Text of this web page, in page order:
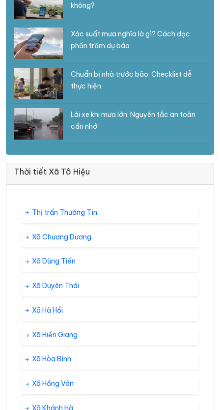
không?
Xác suất mưa nghĩa là gì? Cách đọc
phần trăm dự báo
Chuẩn bị nhà trước bão: Checklist dễ
thực hiện
Lái xe khi mưa lớn: Nguyên tắc an toàn
cần nhớ
Thời tiết Xã Tô Hiệu
Thị trấn Thường Tín
Xã Chương Dương
Xã Dũng Tiến
Xã Duyên Thái
Xã Hà Hồi
Xã Hiền Giang
Xã Hòa Bình
Xã Hồng Vân
Xã Khánh Hà